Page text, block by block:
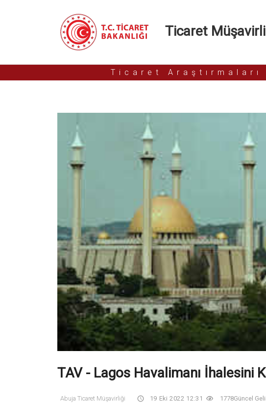
Ticaret
Ticaret Araştırmaları
TAV - Lagos Havalimanı İhalesini
Abuja Ticaret Müşavirliği 19 Eki 2022 12:31 1778Güncel